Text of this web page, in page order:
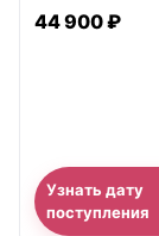
44 900 ₽
Узнать дату
поступления